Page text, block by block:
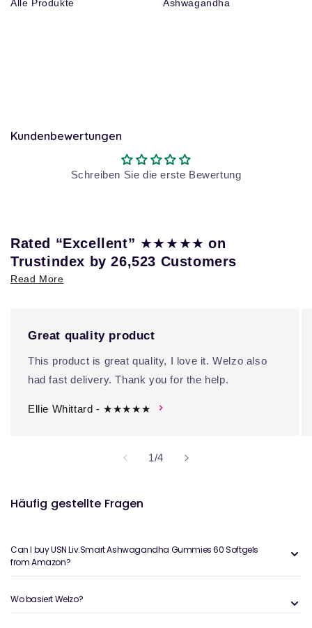
Alle Produkte Ashwagandha
Kundenbewertungen
Schreiben Sie die erste Bewertung
Rated “Excellent” ★★★★★on
Trustindex by 26,523 Customers
Read More
Great quality product
This product is great quality, I love it. Welzo also
had fast delivery. Thank you for the help.
Ellie Whittard - ★★★★★
1/von
4
Häufig gestellte Fragen
Can I buy USN Liv.Smart Ashwagandha Gummies 60 Softgels
from Amazon?
Wo basiert Welzo?